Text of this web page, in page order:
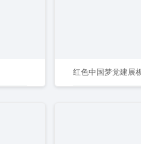
红色中国梦党建展